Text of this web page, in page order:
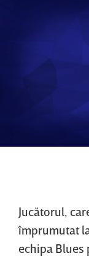
Jucătorul,
împrumutat
echipa Blues